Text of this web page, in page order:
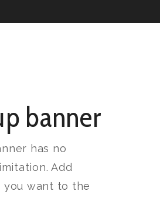
banner
has no
Add
you want to the